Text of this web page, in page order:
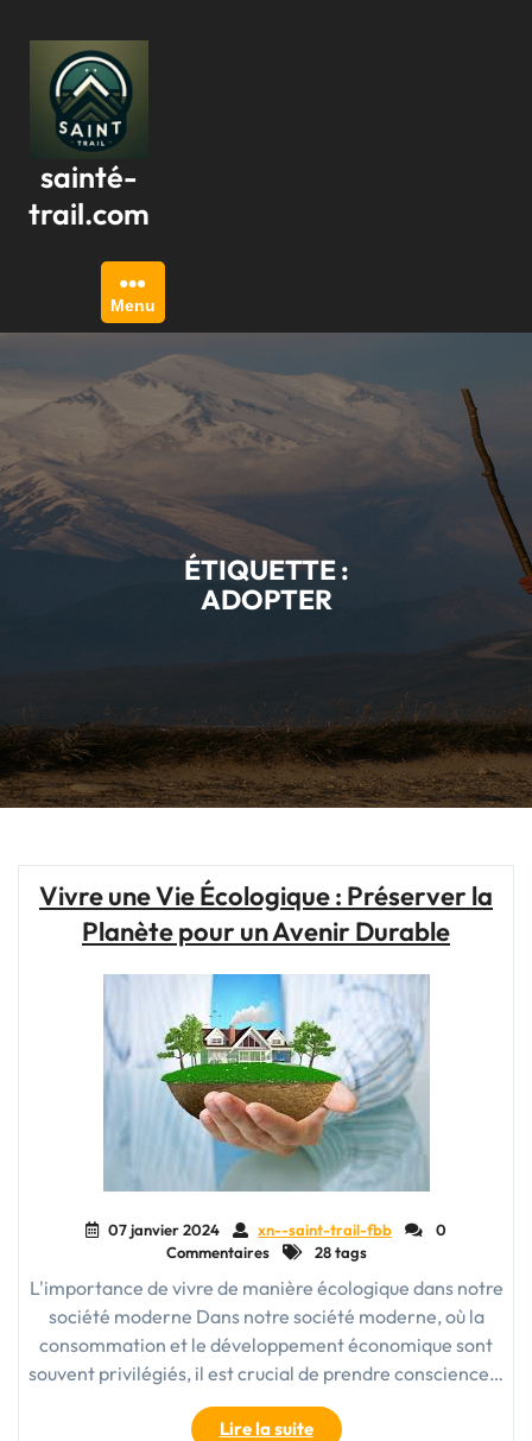
contenu
sainté-
trail.com
Menu
ÉTIQUETTE :
ADOPTER
Vivre une Vie Écologique : Préserver la
Planète pour un Avenir Durable
07 janvier 2024 xn--saint-trail-fbb
0
Commentaires
28 tags
L'importance de vivre de manière écologique dans notre
société moderne Dans notre société moderne, où la
consommation et le développement économique sont
souvent privilégiés, il est crucial de prendre conscience…
Lire la suite"Vivre